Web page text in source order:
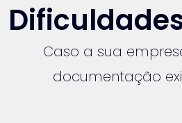
Caso a sua
documentação